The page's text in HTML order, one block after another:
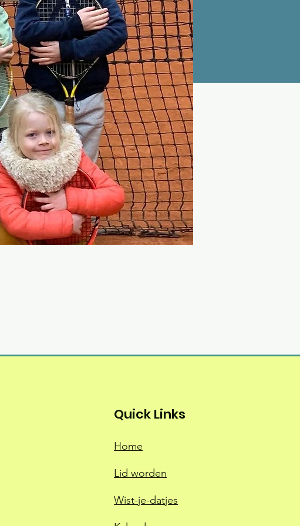
Quick Links
Home
Lid worden
Wist-je-datjes